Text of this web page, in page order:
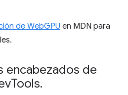
de WebGPU en MDN para
encabezados de
Tools.